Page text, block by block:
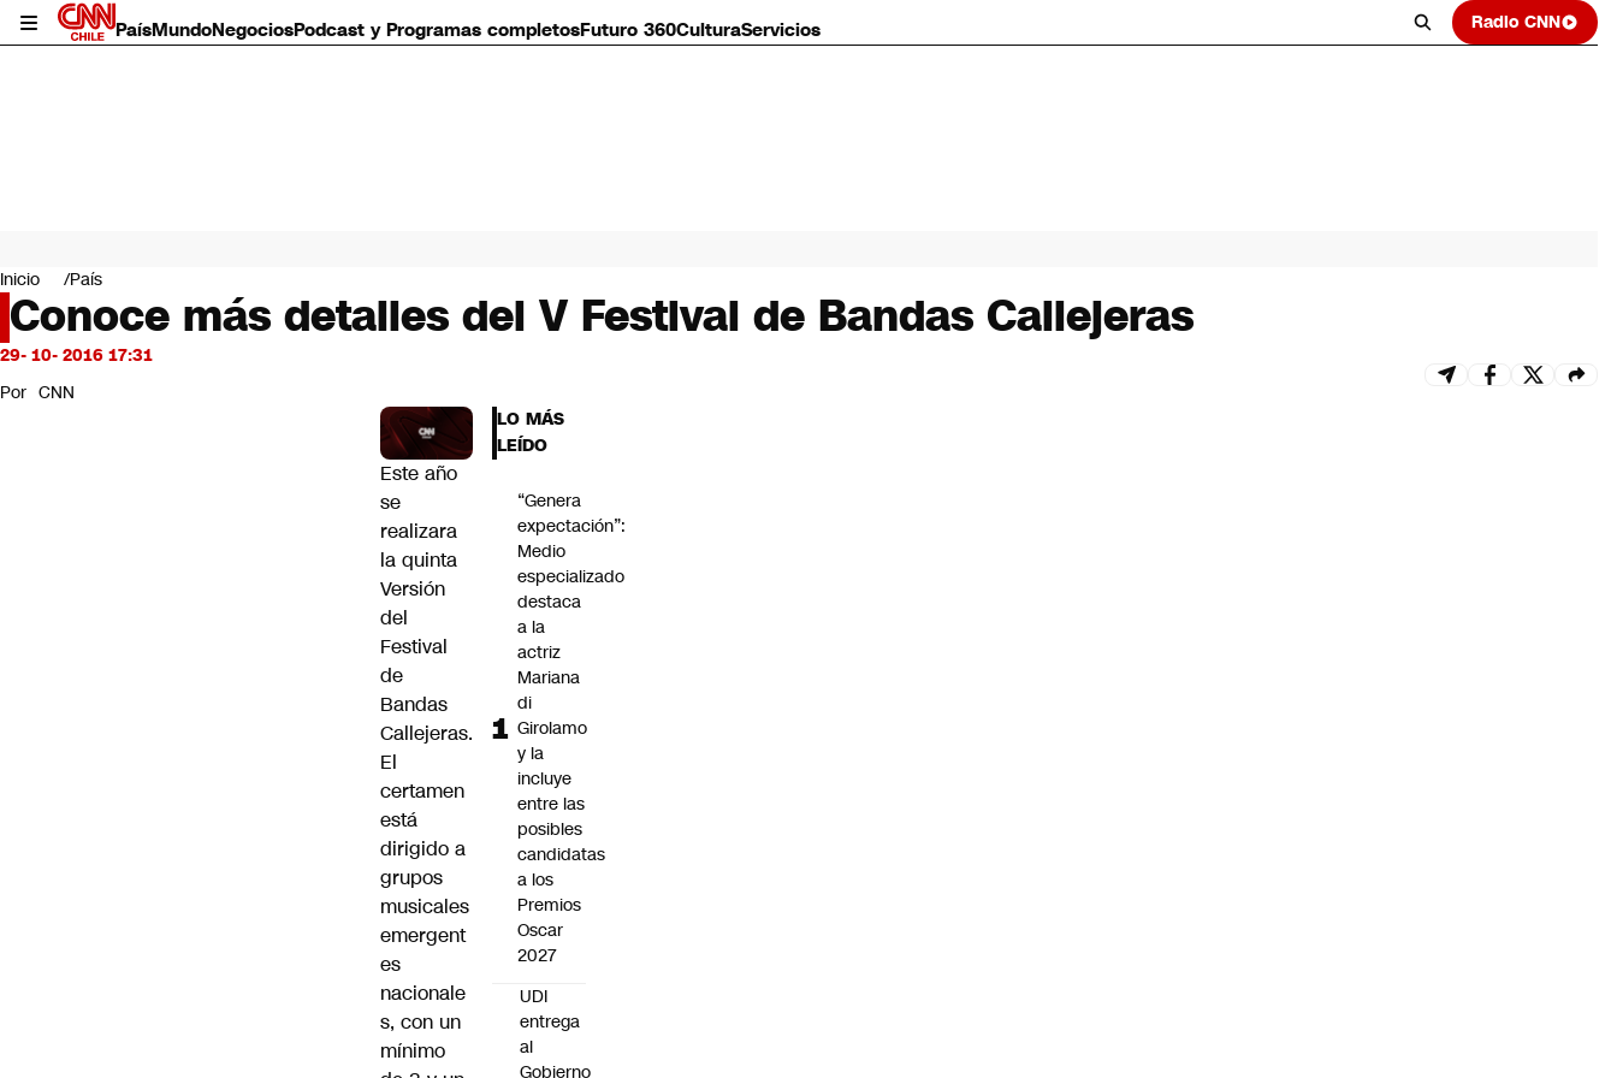
PaísMundoNegociosPodcast y Programas completosFuturo 360CulturaServicios Radio CNN
Mundo
Negocios
Deportes
Programas completos
Servicios
Inicio País
Conoce más detalles del V Festival de Bandas Callejeras
29- 10- 2016 17:31
Por CNN
Este año
se
realizara
la quinta
Versión
del
Festival
de
Bandas
Callejeras.
El
certamen
está
dirigido a
grupos
musicales
emergent
es
nacionale
s, con un
mínimo
LO MÁS
LEÍDO
“Genera
expectación”:
Medio
especializado
destaca
a la
actriz
Mariana
di
Girolamo
y la
incluye
entre las
posibles
candidatas
a los
Premios
Oscar
2027
UDI
entrega
al
Gobierno